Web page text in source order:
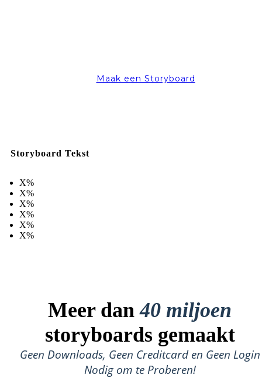
Maak een Storyboard
Storyboard Tekst
X%
X%
X%
X%
X%
X%
Meer dan40 miljoen
storyboards gemaakt
Geen Downloads, Geen Creditcard en Geen Login
Nodig om te Proberen!